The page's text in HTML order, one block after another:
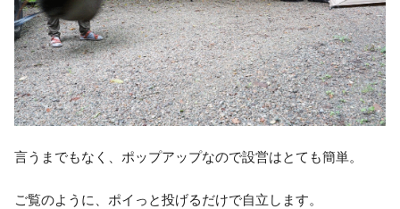
言うまでもなく、ポップアップなので設営はとても簡単。
ご覧のように、ポイっと投げるだけで自立します。